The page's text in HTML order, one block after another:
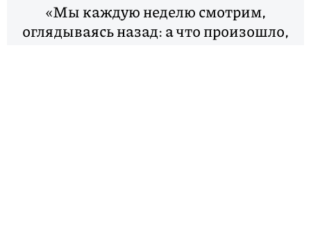
«Мы каждую неделю смотрим,
оглядываясь назад: а что произошло,